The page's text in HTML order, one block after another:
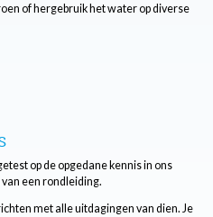
of hergebruik het water op diverse
op de opgedane kennis in ons
een rondleiding.
met alle uitdagingen van dien. Je